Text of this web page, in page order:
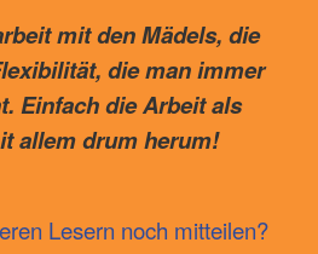
mit den Mädels, die
die man immer
Einfach die Arbeit als
allem drum herum!
Lesern noch mitteilen?